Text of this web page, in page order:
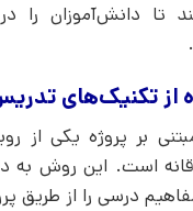
تا دانش‌آموزان را
بر پروژه یکی از
است. این روش به
درسی را از طریق